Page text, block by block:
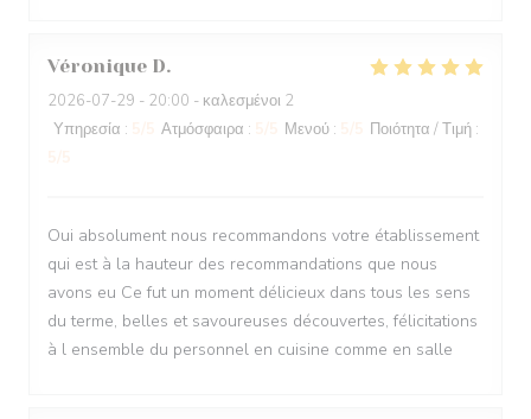
Véronique D
2026-07-29 - 20:00 - καλεσμένοι 2
Υπηρεσία : Ατμόσφαιρα : Μενού : Ποιότητα / Τιμή :
Oui absolument nous recommandons votre établissement
qui est à la hauteur des recommandations que nous
avons eu Ce fut un moment délicieux dans tous les sens
du terme, belles et savoureuses découvertes, félicitations
à l ensemble du personnel en cuisine comme en salle